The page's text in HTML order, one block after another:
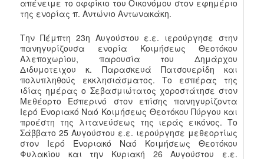
απένειμε το οφφίκιο του Οικονόμου στον εφημέριο
της ενορίας π. Αντώνιο Αντωνακάκη.
Την Πέμπτη 23η Αυγούστου ε.ε. ιερούργησε στην
πανηγυρίζουσα ενορία Κοιμήσεως Θεοτόκου
Αλεποχωρίου, παρουσία του Δημάρχου
Διδυμοτειχου κ. Παρασκευά Πατσουερίδη και
πολυπληθούς εκκλησιάσματος. Το εσπέρας της
ιδίας ημέρας ο Σεβασμιώτατος χοροστάτησε στον
Μεθέορτο Εσπερινό στον επίσης πανηγυρίζοντα
Ιερό Ενοριακό Ναό Κοιμήσεως Θεοτόκου Πύργου και
προέστη της λιτανεύσεως της ιεράς εικόνος. Το
Σάββατο 25 Αυγούστου ε.ε. ιερούργησε μεθεορτίως
στον Ιερό Ενοριακό Ναό Κοιμήσεως Θεοτόκου
Φυλακίου και την Κυριακή 26 Αυγούστου ε.ε.